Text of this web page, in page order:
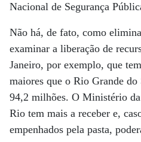
Nacional de Segurança
Não há, de fato, como
examinar a liberação de
Janeiro, por exemplo, que
maiores que o Rio Grande do
94,2 milhões. O Ministério
Rio tem mais a receber e,
empenhados pela pasta,